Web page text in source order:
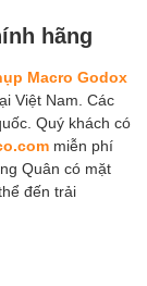
hãng
Macro Godox
Việt Nam. Các
Quý khách có
miễn phí
Quân có mặt
đến trải